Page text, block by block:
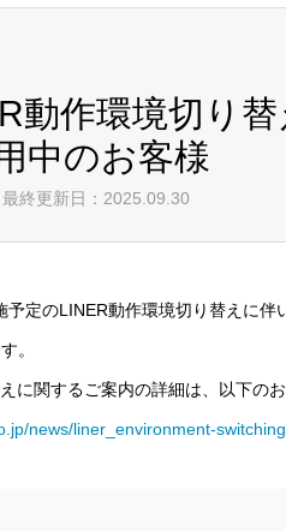
動作環境切り
中のお客様
終更新日：2025.09.30
予定のLINER動作環境切り替えに
。
に関するご案内の詳細は、以下の
news/liner_environment-